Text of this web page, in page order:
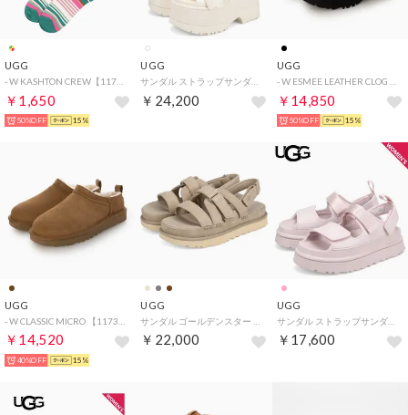
UGG
￥1,650
50%OFF 15%
UGG
￥24,200
UGG
￥14,850
50%OFF 15%
UGG
￥14,520
40%OFF 15%
UGG
￥22,000
UGG
サンダル ストラップサンダル ゴールデングロウ レディース GOLDENGLOW ピンク 1152685
￥17,600